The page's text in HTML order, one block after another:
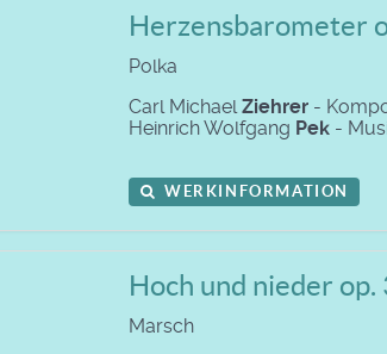
Herzensbarometer
Polka
Carl MichaelZiehrer -
Heinrich Wolfgang Pek -
WERKINFORMATION
Hoch und nieder op.
Marsch